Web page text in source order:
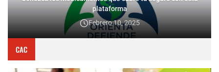
plataforma
Febrero 10, 2025
CAC